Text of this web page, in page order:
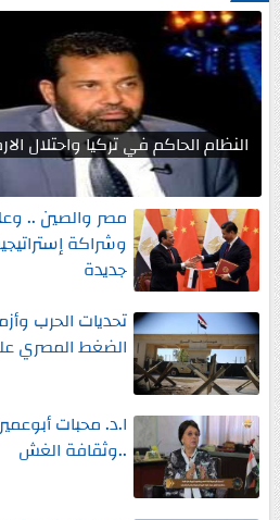
النظام الحاكم في تركيا واحتلال
مصر والصين ..
وشراكة
جديدة
تحديات الحرب
الضغط المصري
ا.د. محبات
..وثقافة الغش